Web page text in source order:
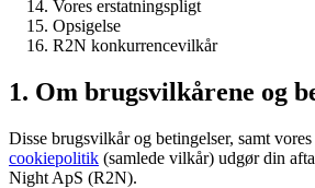
Vores erstatningspligt
Opsigelse
R2N konkurrencevilkår
1. Om brugsvilkårene og
Disse brugsvilkår og betingelser, samt vores
cookiepolitik (samlede vilkår) udgør din
Night ApS (R2N).